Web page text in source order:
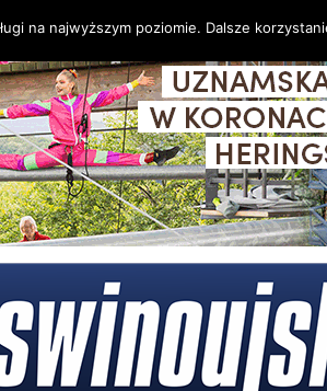
na najwyższym poziomie. Dalsze